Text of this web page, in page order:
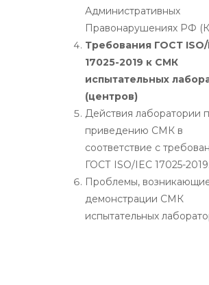
Административных
Правонарушениях РФ
Требования ГОСТ ISO/
17025-2019 к СМК
испытательных
(центров)
Действия лаборатории
приведению СМК в
соответствие с
ГОСТ ISO/IEC 17025-2019.
Проблемы,
демонстрации СМК
испытательных